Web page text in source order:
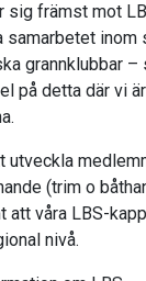
sig främst mot
samarbetet inom
grannklubbar
på detta där vi
utveckla
(trim o
att våra LBS-
nivå.